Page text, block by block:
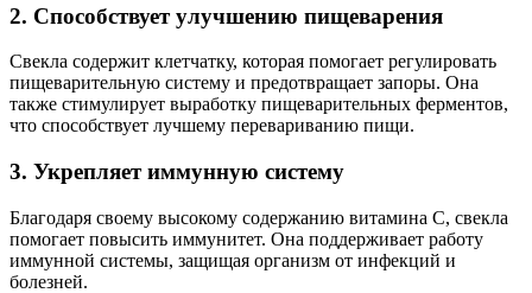
2. Способствует улучшению пищеварения
Свекла содержит клетчатку, которая помогает регулировать
пищеварительную систему и предотвращает запоры. Она
также стимулирует выработку пищеварительных ферментов,
что способствует лучшему перевариванию пищи.
3. Укрепляет иммунную систему
Благодаря своему высокому содержанию витамина C, свекла
помогает повысить иммунитет. Она поддерживает работу
иммунной системы, защищая организм от инфекций и
болезней.